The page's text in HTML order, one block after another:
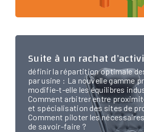
Suite à un rachat
définir la répartition optimale
par usine : La nouvelle gamme
modifie-t-elle les équilibres
Comment arbitrer entre
et spécialisation des sites de
Comment piloter les
de savoir-faire ?